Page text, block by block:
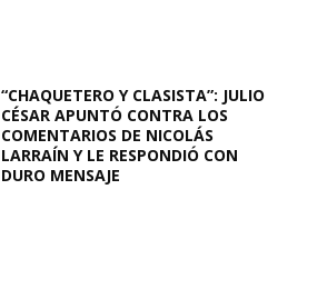
“CHAQUETERO Y CLASISTA”: JULIO
CÉSAR APUNTÓ CONTRA LOS
COMENTARIOS DE NICOLÁS
LARRAÍN Y LE RESPONDIÓ CON
DURO MENSAJE